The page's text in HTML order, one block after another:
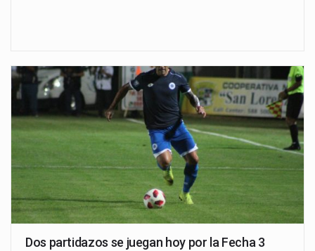
Dos partidazos se juegan hoy por la Fecha 3